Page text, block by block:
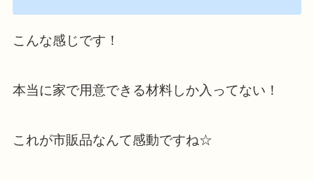
こんな感じです！
本当に家で用意できる材料しか入ってない！
これが市販品なんて感動ですね☆